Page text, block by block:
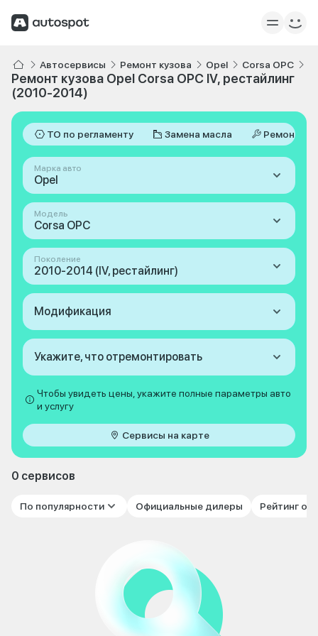
Автосервисы Ремонт кузова Opel Corsa OPC
Ремонт кузова Opel Corsa OPC IV, рестайлинг
(2010-2014)
ТО по регламенту Замена масла Ремонт
Марка авто
Opel
Модель
Corsa OPC
Поколение
2010-2014 (IV, рестайлинг)
Модификация
Укажите, что отремонтировать
Чтобы увидеть цены, укажите полные параметры авто
и услугу
Сервисы на карте
0 сервисов
По популярности Официальные дилеры Рейтинг